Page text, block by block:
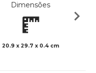
Dimensões
20.9 x 29.7 x 0.4 cm